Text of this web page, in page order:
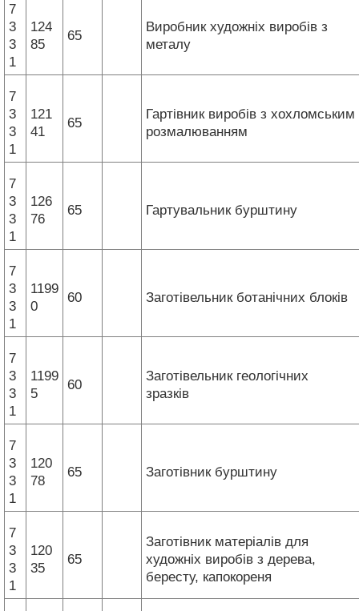
7
3
3
1
124
85
65
Виробник художніх виробів з
металу
7
3
3
1
121
41
65
Гартівник виробів з хохломським
розмалюванням
7
3
3
1
126
76
65 Гартувальник бурштину
7
3
3
1
1199
0
60 Заготівельник ботанічних блоків
7
3
3
1
1199
5
60
Заготівельник геологічних
зразків
7
3
3
1
120
78
65 Заготівник бурштину
7
3
3
1
120
35
65
Заготівник матеріалів для
художніх виробів з дерева,
бересту, капокореня